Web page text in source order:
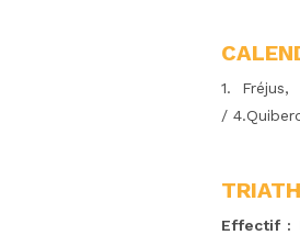
1.
/
Effectif :